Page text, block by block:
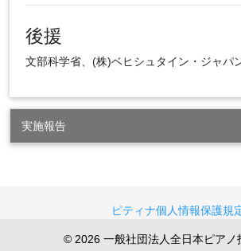
後援
文部科学省、(株)ベヒシュタイン・ジャパ
実施報告
ピティナ個人情報保護規
© 2026 一般社団法人全日本ピアノ